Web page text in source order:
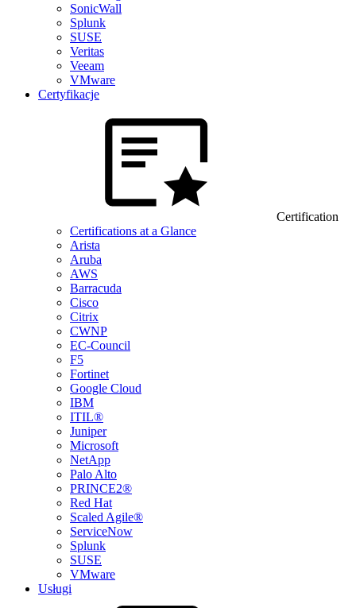
SonicWall
Splunk
SUSE
Veritas
Veeam
VMware
Certyfikacje
Certification
Certifications at a Glance
Arista
Aruba
AWS
Barracuda
Cisco
Citrix
CWNP
EC-Council
F5
Fortinet
Google Cloud
IBM
ITIL®
Juniper
Microsoft
NetApp
Palo Alto
PRINCE2®
Red Hat
Scaled Agile®
ServiceNow
Splunk
SUSE
VMware
Usługi